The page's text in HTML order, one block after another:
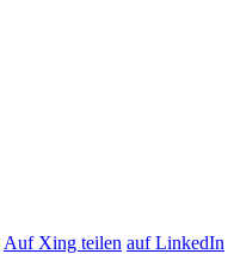
Auf Xing teilen auf LinkedIn